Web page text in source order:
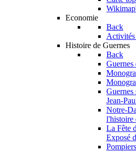
Economie
Back
Activités
Histoire de Guernes
Back
Guernes
Guernes
Jean-
Notre-
l'histoire
La Fête
Exposé